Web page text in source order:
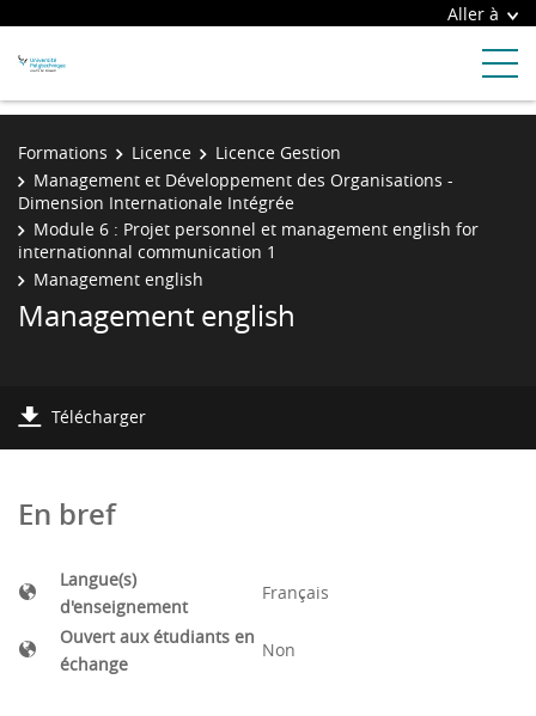
Aller à
Formations Licence
Licence Gestion
Management et Développement des Organisations -
Dimension Internationale Intégrée
Module 6 : Projet personnel et management english for
internationnal communication 1
Management english
Management english
Télécharger
En bref
Langue(s)
d'enseignement
Français
Ouvert aux étudiants en
échange
Non